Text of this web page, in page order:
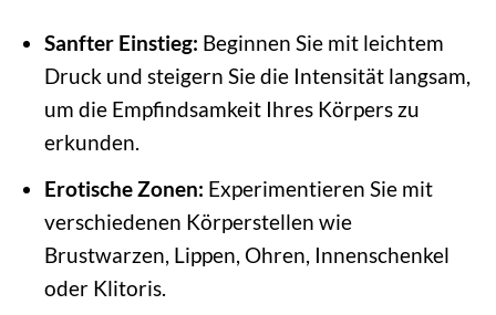
Sanfter Einstieg: Beginnen Sie mit leichtem
Druck und steigern Sie die Intensität langsam,
um die Empfindsamkeit Ihres Körpers zu
erkunden.
Erotische Zonen: Experimentieren Sie mit
verschiedenen Körperstellen wie
Brustwarzen, Lippen, Ohren, Innenschenkel
oder Klitoris.